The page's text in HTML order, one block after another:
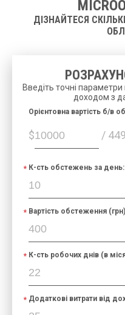
ДІЗНАЙТЕСЯ
Введіть точні
доходом з
$ /
Орієнтовна вартість б/в
К-сть обстежень за день:
Вартість обстеження
К-сть робочих днів (в
Додаткові витрати від